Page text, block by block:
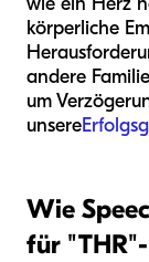
körperliche
andere
um
unsere
Wie
für